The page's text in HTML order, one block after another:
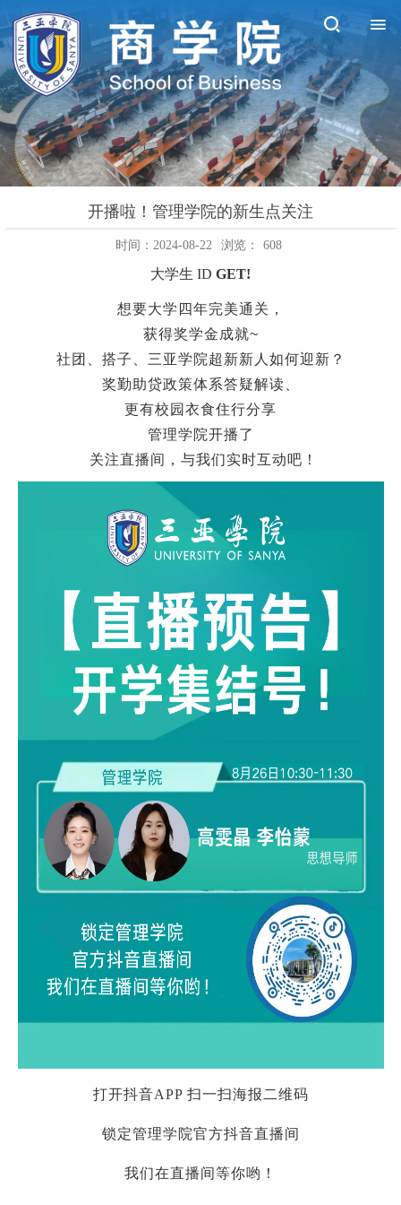
开播啦！管理学院的新生点关注
时间：2024-08-22 浏览： 608
大学生 ID GET!
想要大学四年完美通关，
获得奖学金成就~
社团、搭子、三亚学院超新新人如何迎新？
奖勤助贷政策体系答疑解读、
更有校园衣食住行分享
管理学院开播了
关注直播间，与我们实时互动吧！
打开抖音APP 扫一扫海报二维码
锁定管理学院官方抖音直播间
我们在直播间等你哟！